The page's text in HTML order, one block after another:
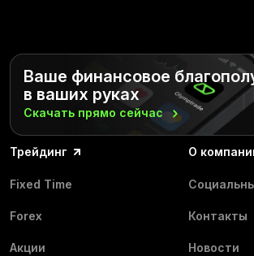
Ваше финансовое
в ваших руках
Скачать прямо сейчас
Трейдинг
Fixed Time
Forex
Акции
О
Контакты
Новости